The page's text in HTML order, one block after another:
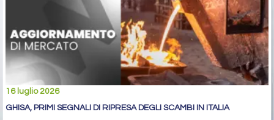
16 luglio 2026
GHISA, PRIMI SEGNALI DI RIPRESA DEGLI SCAMBI IN ITALIA